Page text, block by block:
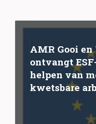
AMR Gooi
ontvangt
helpen van
kwetsbare